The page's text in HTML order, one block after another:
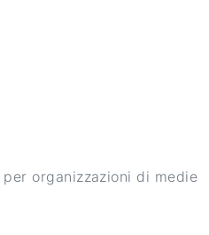
organizzazioni di medie